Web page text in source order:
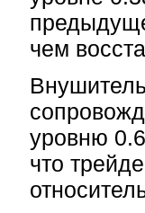
чем
уровню
что